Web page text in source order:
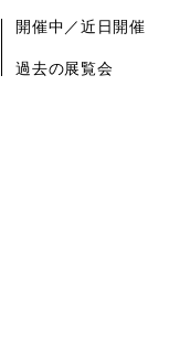
開催中／近日開催
過去の展覧会